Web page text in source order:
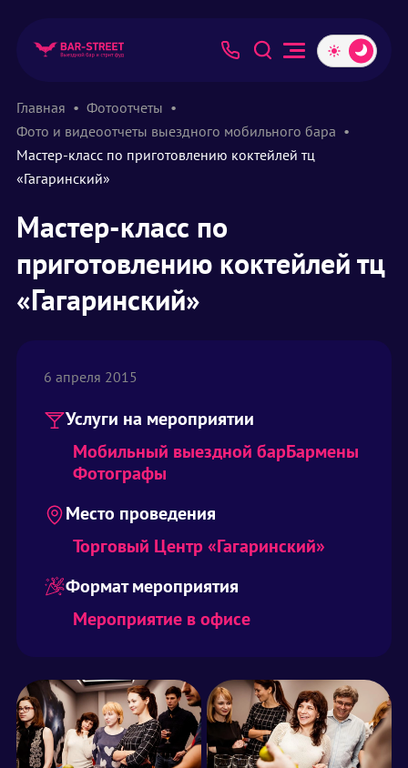
Главная
Фотоотчеты
Фото и видеоотчеты выездного мобильного бара
Мастер-класс по приготовлению коктейлей тц
«Гагаринский»
Мастер-класс по
приготовлению коктейлей тц
«Гагаринский»
6 апреля 2015
Услуги на мероприятии
Мобильный выездной барБармены
Фотографы
Место проведения
Торговый Центр «Гагаринский»
Формат мероприятия
Мероприятие в офисе